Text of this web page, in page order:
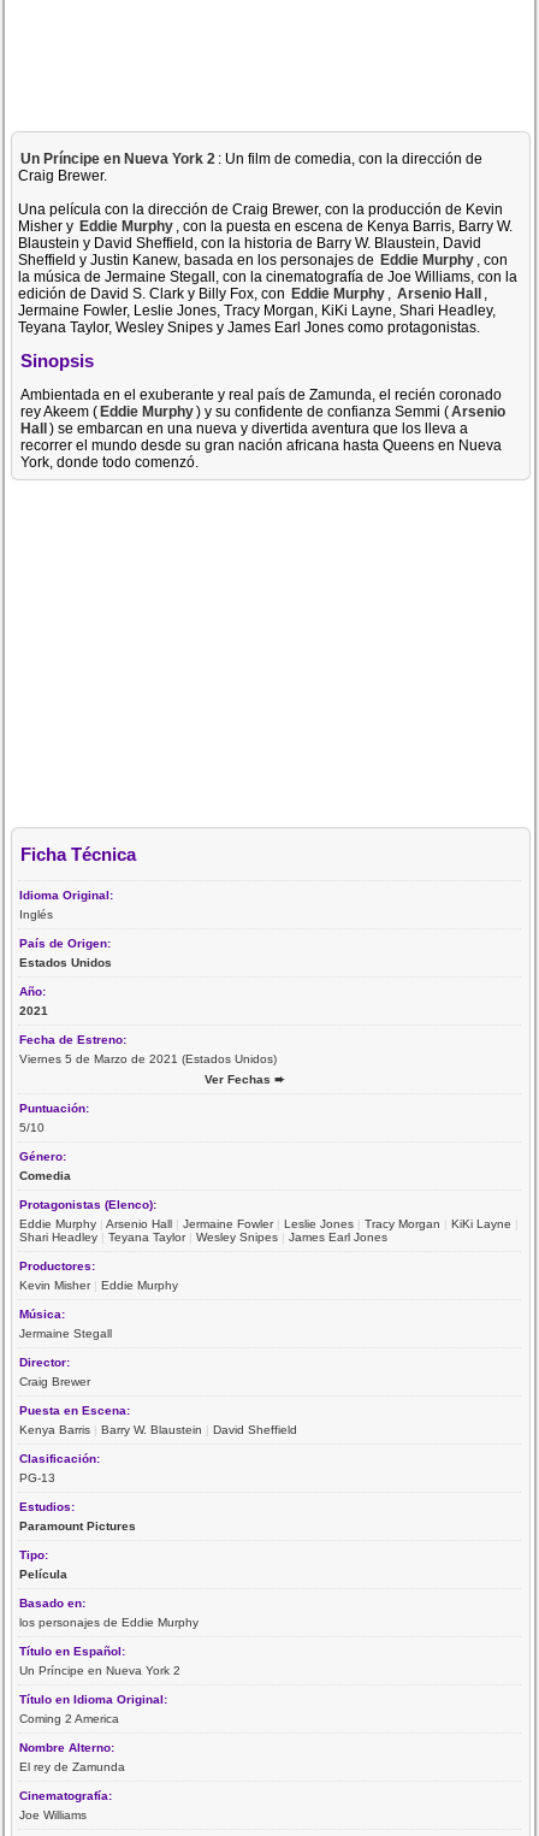
Un Príncipe en Nueva York 2 : Un film de comedia, con la dirección de
Craig Brewer.
Una película con la dirección de Craig Brewer, con la producción de Kevin
Misher y Eddie Murphy , con la puesta en escena de Kenya Barris, Barry W.
Blaustein y David Sheffield, con la historia de Barry W. Blaustein, David
Sheffield y Justin Kanew, basada en los personajes de Eddie Murphy , con
la música de Jermaine Stegall, con la cinematografía de Joe Williams, con la
edición de David S. Clark y Billy Fox, con Eddie Murphy , Arsenio Hall
,
Jermaine Fowler, Leslie Jones, Tracy Morgan, KiKi Layne, Shari Headley,
Teyana Taylor, Wesley Snipes y James Earl Jones como protagonistas.
Sinopsis
Ambientada en el exuberante y real país de Zamunda, el recién coronado
rey Akeem (Eddie Murphy) y su confidente de confianza Semmi (Arsenio
Hall) se embarcan en una nueva y divertida aventura que los lleva a
recorrer el mundo desde su gran nación africana hasta Queens en Nueva
York, donde todo comenzó.
Ficha Técnica
Idioma Original:
Inglés
País de Origen:
Estados Unidos
Año:
2021
Fecha de Estreno:
Viernes 5 de Marzo de 2021 (Estados Unidos)
Ver Fechas ➨
Puntuación:
5/10
Género:
Comedia
Protagonistas (Elenco):
Eddie Murphy |Arsenio Hall |Jermaine Fowler|Leslie Jones |Tracy Morgan |KiKi Layne |
Shari Headley |Teyana Taylor|Wesley Snipes |James Earl Jones
Productores:
Kevin Misher|Eddie Murphy
Música:
Jermaine Stegall
Director:
Craig Brewer
Puesta en Escena:
Kenya Barris |Barry W. Blaustein |David Sheffield
Clasificación:
PG-13
Estudios:
Paramount Pictures
Tipo:
Película
Basado en:
los personajes de Eddie Murphy
Título en Español:
Un Príncipe en Nueva York 2
Título en Idioma Original:
Coming 2 America
Nombre Alterno:
El rey de Zamunda
Cinematografía:
Joe Williams